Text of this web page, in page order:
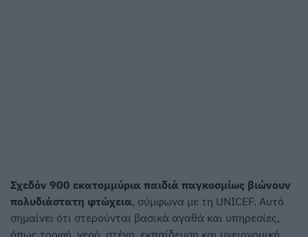
Σχεδόν 900 εκατομμύρια παιδιά παγκοσμίως βιώνουν
πολυδιάστατη φτώχεια, σύμφωνα με τη UNICEF. Αυτό
σημαίνει ότι στερούνται βασικά αγαθά και υπηρεσίες,
όπως τροφή, νερό, στέγη, εκπαίδευση και υγειονομική